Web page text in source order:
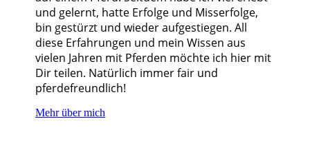
und gelernt, hatte Erfolge und Misserfolge,
bin gestürzt und wieder aufgestiegen. All
diese Erfahrungen und mein Wissen aus
vielen Jahren mit Pferden möchte ich hier mit
Dir teilen. Natürlich immer fair und
pferdefreundlich!
Mehr über mich